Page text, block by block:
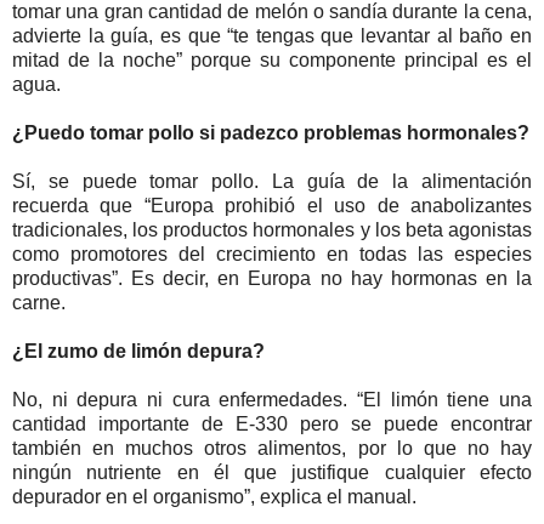
tomar una gran cantidad de melón o sandía durante la cena,
advierte la guía, es que “te tengas que levantar al baño en
mitad de la noche” porque su componente principal es el
agua.
¿Puedo tomar pollo si padezco problemas hormonales?
Sí, se puede tomar pollo. La guía de la alimentación
recuerda que “Europa prohibió el uso de anabolizantes
tradicionales, los productos hormonales y los beta agonistas
como promotores del crecimiento en todas las especies
productivas”. Es decir, en Europa no hay hormonas en la
carne.
¿El zumo de limón depura?
No, ni depura ni cura enfermedades. “El limón tiene una
cantidad importante de E-330 pero se puede encontrar
también en muchos otros alimentos, por lo que no hay
ningún nutriente en él que justifique cualquier efecto
depurador en el organismo”, explica el manual.